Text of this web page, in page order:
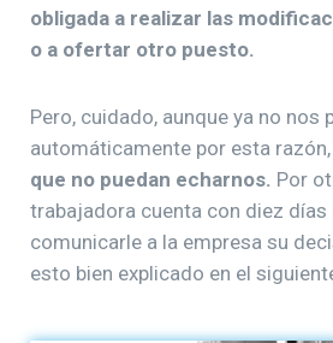
obligada a realizar las
o a ofertar otro puesto.
Pero, cuidado, aunque ya no nos
automáticamente por esta razón,
que no puedan echarnos. Por
trabajadora cuenta con diez días
comunicarle a la empresa su
esto bien explicado en el